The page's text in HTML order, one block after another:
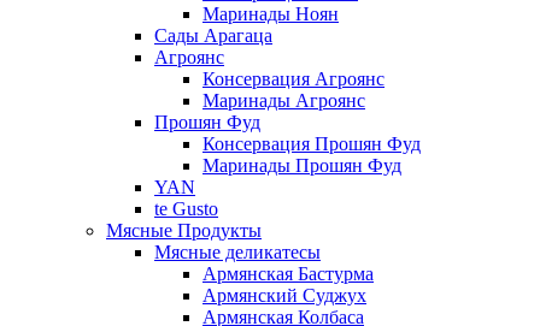
Маринады Ноян
Сады Арагаца
Агроянс
Консервация Агроянс
Маринады Агроянс
Прошян Фуд
Консервация Прошян Фуд
Маринады Прошян Фуд
YAN
te Gusto
Мясные Продукты
Мясные деликатесы
Армянская Бастурма
Армянский Суджух
Армянская Колбаса